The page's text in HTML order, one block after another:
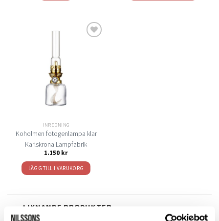
INREDNING
Koholmen fotogenlampa klar
Karlskrona Lampfabrik
1.150 kr
LÄGG TILL I VARUKORG
LIKNANDE PRODUKTER